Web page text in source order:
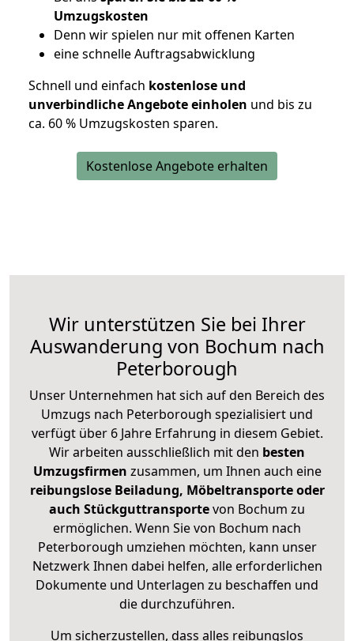
Umzugskosten
Denn wir spielen nur mit offenen Karten
eine schnelle Auftragsabwicklung
Schnell und einfach kostenlose und
unverbindliche Angebote einholen und bis zu
ca. 60 % Umzugskosten sparen.
Kostenlose Angebote erhalten
Wir unterstützen Sie bei Ihrer
Auswanderung von Bochum nach
Peterborough
Unser Unternehmen hat sich auf den Bereich des
Umzugs nach Peterborough spezialisiert und
verfügt über 6 Jahre Erfahrung in diesem Gebiet.
Wir arbeiten ausschließlich mit den besten
Umzugsfirmen zusammen, um Ihnen auch eine
reibungslose Beiladung, Möbeltransporte oder
auch Stückguttransportevon Bochum zu
ermöglichen. Wenn Sie von Bochum nach
Peterborough umziehen möchten, kann unser
Netzwerk Ihnen dabei helfen, alle erforderlichen
Dokumente und Unterlagen zu beschaffen und
die durchzuführen.
Um sicherzustellen, dass alles reibungslos